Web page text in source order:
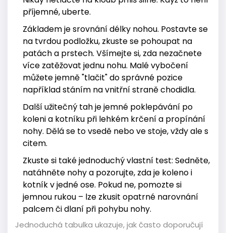
příjemné, uberte.
Základem je srovnání délky nohou. Postavte se
na tvrdou podložku, zkuste se pohoupat na
patách a prstech. Všímejte si, zda nezačnete
více zatěžovat jednu nohu. Malé vybočení
můžete jemně "tlačit" do správné pozice
například stáním na vnitřní straně chodidla.
Další užitečný tah je jemné poklepávání po
koleni a kotníku při lehkém krčení a propínání
nohy. Dělá se to vsedě nebo ve stoje, vždy ale s
citem.
Zkuste si také jednoduchý vlastní test: Sedněte,
natáhněte nohy a pozorujte, zda je koleno i
kotník v jedné ose. Pokud ne, pomozte si
jemnou rukou – lze zkusit opatrné narovnání
palcem či dlaní při pohybu nohy.
Jednoduchá tabulka ukazuje, jak často doporučují